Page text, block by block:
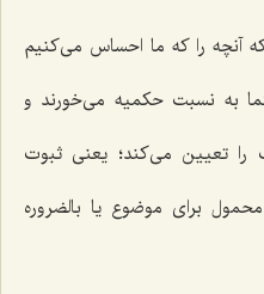
را كه ما احساس مى‌كنیم
به نسبت حكمیه مى‌خورند و
تعیین مى‌كند؛ یعنى ثبوت
براى موضوع یا بالضروره